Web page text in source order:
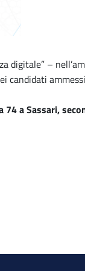
digitale” –
candidati
74 a Sassari,